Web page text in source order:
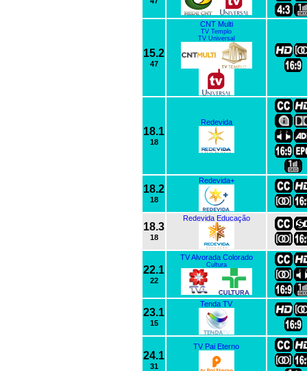
15.2
47
CNT Multi
TV Templo
TV Universal
18.1
18
Redevida
18.2
18
Redevida+
18.3
18
Redevida Educação
22.1
22
TV Alvorada Colorado
Cultura
23.1
15
Tenda TV
24.1
31
TV Pai Eterno